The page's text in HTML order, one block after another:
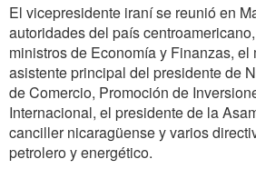
El vicepresidente iraní se reunió en
autoridades del país
ministros de Economía y Finanzas, el
asistente principal del presidente de
de Comercio, Promoción de
Internacional, el presidente de la
canciller nicaragüense y varios
petrolero y energético.